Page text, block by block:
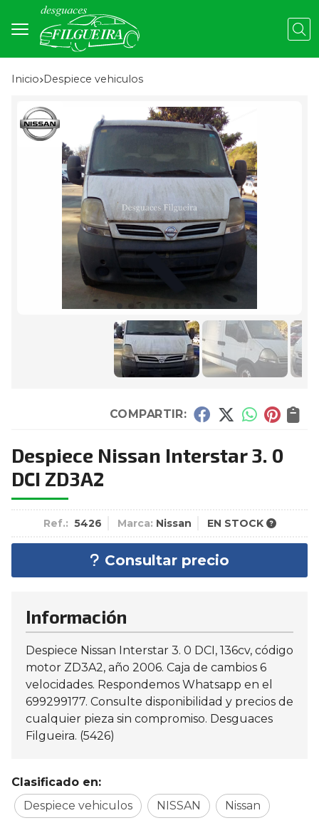
Inicio despiece vehiculos
COMPARTIR:
Despiece Nissan Interstar 3. 0
DCI ZD3A2
Ref.: 5426 Marca: Nissan EN STOCK
Consultar precio
Información
Despiece Nissan Interstar 3. 0 DCI, 136cv, código
motor ZD3A2, año 2006. Caja de cambios 6
velocidades. Respondemos Whatsapp en el
699299177. Consulte disponibilidad y precios de
cualquier pieza sin compromiso. Desguaces
Filgueira. (5426)
Clasificado en:
Despiece vehiculos
NISSAN Nissan